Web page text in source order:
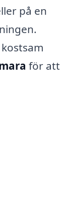
på en
för att